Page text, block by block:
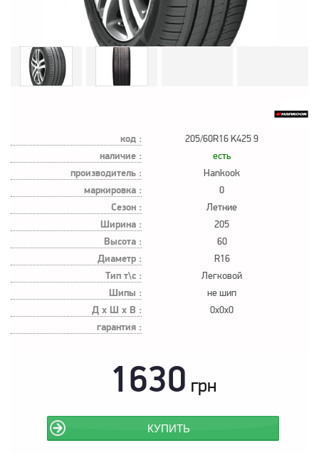
код : 205/60R16 K425 9
наличие : есть
производитель : Hankook
маркировка : 0
Сезон : Летние
Ширина : 205
Высота : 60
Диаметр : R16
Тип т\с : Легковой
Шипы : не шип
Д х Ш х В : 0x0x0
гарантия :
1630 грн
КУПИТЬ